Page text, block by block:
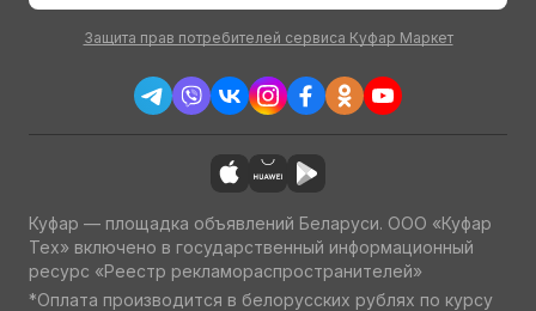
Защита прав потребителей сервиса Куфар Маркет
Куфар — площадка объявлений Беларуси. ООО «Куфар
Тех» включено в государственный информационный
ресурс «Реестр рекламораспространителей»
*Оплата производится в белорусских рублях по курсу